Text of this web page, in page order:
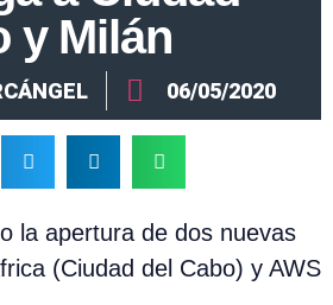
y Milán
06/05/2020
la apertura de dos nuevas
(Ciudad del Cabo) y AWS